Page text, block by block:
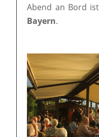
Abend an Bord
Bayern.